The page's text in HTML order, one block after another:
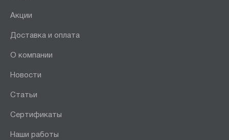
Акции
Доставка и оплата
О компании
Новости
Статьи
Сертификаты
Наши работы